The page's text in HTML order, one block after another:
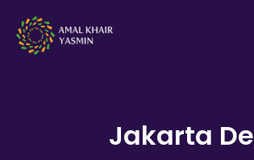
Jakarta